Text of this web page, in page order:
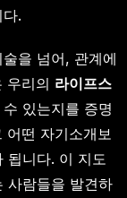
.
을 넘어, 관계에
우리의 라이프스
있는지를 증명
떤 자기소개보
됩니다. 이 지도
사람들을 발견하